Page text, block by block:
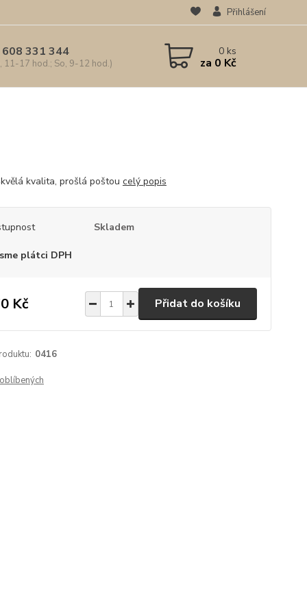
Přihlášení
331 344
11-17 hod.; So, 9-12 hod.)
0ks
za 0 Kč
kvalita, prošlá poštou celý popis
Skladem
plátci DPH
Kč Přidat do košíku
0416